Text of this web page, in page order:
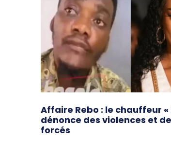
Affaire Rebo : le chauffeur «
dénonce des violences et
forcés